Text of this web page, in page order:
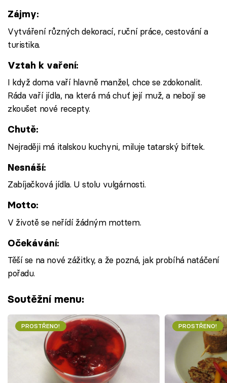
Zájmy:
Vytváření různých dekorací, ruční práce, cestování a
turistika.
Vztah k vaření:
I když doma vaří hlavně manžel, chce se zdokonalit.
Ráda vaří jídla, na která má chuť její muž, a nebojí se
zkoušet nové recepty.
Chutě:
Nejraději má italskou kuchyni, miluje tatarský biftek.
Nesnáší:
Zabíjačková jídla. U stolu vulgárnosti.
Motto:
V životě se neřídí žádným mottem.
Očekávání:
Těší se na nové zážitky, a že pozná, jak probíhá natáčení
pořadu.
Soutěžní menu:
PROSTŘENO! PROSTŘENO!